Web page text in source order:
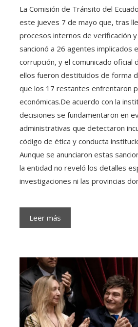
La Comisión de Tránsito del
este jueves 7 de mayo que, tras
procesos internos de verificación
sancionó a 26 agentes implicados
corrupción, y el comunicado oficial
ellos fueron destituidos de forma
que los 17 restantes enfrentaron
económicas.De acuerdo con la
decisiones se fundamentaron en
administrativas que detectaron
código de ética y conducta
Aunque se anunciaron estas
la entidad no reveló los detalles
investigaciones ni las provincias
Leer más